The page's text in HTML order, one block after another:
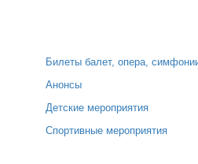
Билеты балет, опера,
Анонсы
Детские мероприятия
Спортивные мероприятия